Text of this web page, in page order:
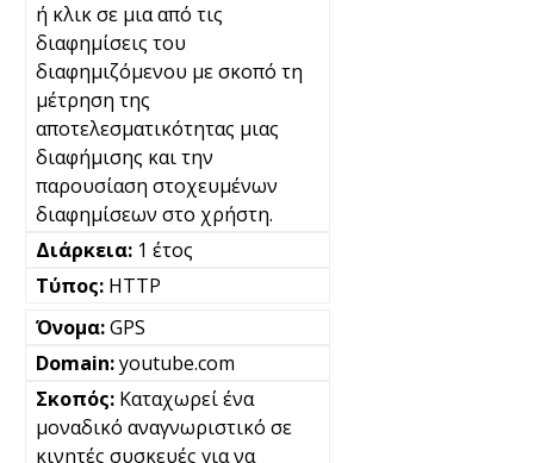
ή κλικ σε μια από τις
διαφημίσεις του
διαφημιζόμενου με σκοπό τη
μέτρηση της
αποτελεσματικότητας μιας
διαφήμισης και την
παρουσίαση στοχευμένων
διαφημίσεων στο χρήστη.
1 έτος
HTTP
GPS
youtube.com
Καταχωρεί ένα
μοναδικό αναγνωριστικό σε
κινητές συσκευές για να